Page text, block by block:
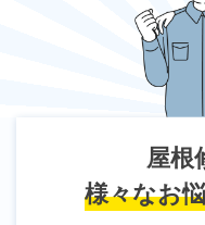
屋根
様々なお